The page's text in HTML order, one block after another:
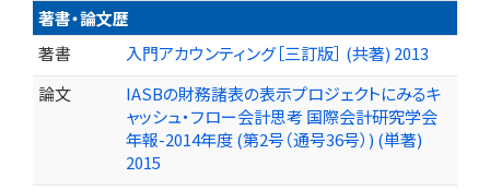
著書・論文歴
著書
入門アカウンティング［三訂版］ (共著) 2013
論文
IASBの財務諸表の表示プロジェクトにみるキ
ャッシュ・フロー会計思考 国際会計研究学会
年報-2014年度 (第2号（通号36号）) (単著)
2015